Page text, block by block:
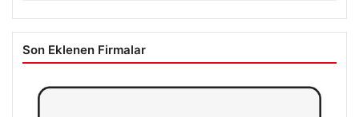
Son Eklenen Firmalar